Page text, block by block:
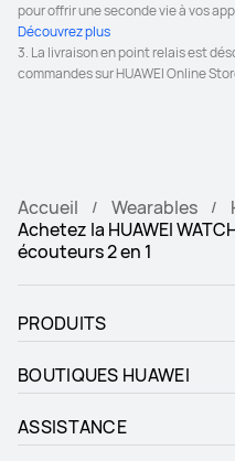
Découvrez plus
3. La livraison en point relais est
commandes sur HUAWEI Online
Accueil Wearables
Achetez la HUAWEI
écouteurs 2 en 1
PRODUITS
BOUTIQUES HUAWEI
ASSISTANCE